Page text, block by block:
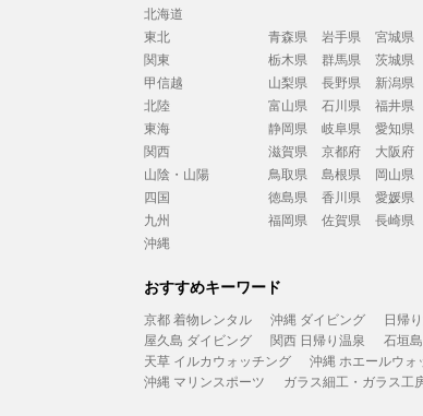
北海道
東北
青森県 岩手県 宮城県
関東
栃木県 群馬県 茨城県
甲信越
山梨県 長野県
新潟県
北陸
富山県 石川県
福井県
東海
静岡県 岐阜県 愛知県
関西
滋賀県 京都府 大阪府
山陰・山陽
鳥取県 島根県 岡山県
四国
徳島県 香川県 愛媛県
九州
福岡県 佐賀県 長崎県
沖縄
おすすめキーワード
京都 着物レンタル 沖縄 ダイビング 日帰
屋久島 ダイビング
関西 日帰り温泉 石垣
天草 イルカウォッチング
沖縄 ホエールウォ
沖縄 マリンスポーツ
ガラス細工・ガラス工